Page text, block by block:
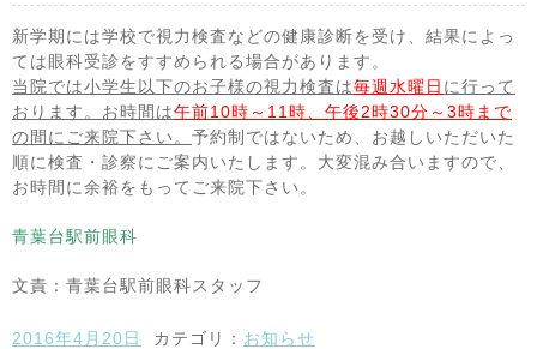
新学期には学校で視力検査などの健康診断を受け、結果によっ
ては眼科受診をすすめられる場合があります。
当院では小学生以下のお子様の視力検査は毎週水曜日 に行って
おります。お時間は午前10時～11時、午後2時30分～3時まで
の間にご来院下さい。 予約制ではないため、お越しいただいた
順に検査・診察にご案内いたします。大変混み合いますので、
お時間に余裕をもってご来院下さい。
青葉台駅前眼科
文責：青葉台駅前眼科スタッフ
2016年4月20日 カテゴリ： お知らせ